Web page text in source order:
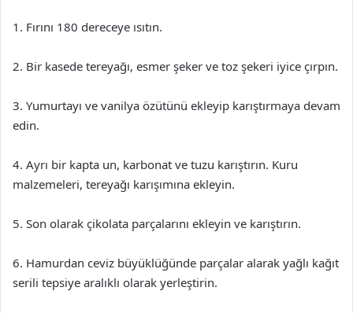
1. Fırını 180 dereceye ısıtın.
2. Bir kasede tereyağı, esmer şeker ve toz şekeri iyice çırpın.
3. Yumurtayı ve vanilya özütünü ekleyip karıştırmaya devam
edin.
4. Ayrı bir kapta un, karbonat ve tuzu karıştırın. Kuru
malzemeleri, tereyağı karışımına ekleyin.
5. Son olarak çikolata parçalarını ekleyin ve karıştırın.
6. Hamurdan ceviz büyüklüğünde parçalar alarak yağlı kağıt
serili tepsiye aralıklı olarak yerleştirin.